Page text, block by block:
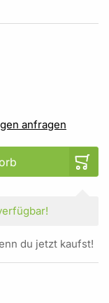
anfragen
du jetzt kaufst!